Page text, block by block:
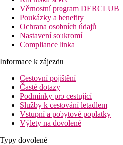
Věrnostní program DERCLUB
Poukázky a benefity
Ochrana osobních údajů
Nastavení soukromí
Compliance linka
Informace k zájezdu
Cestovní pojištění
Časté dotazy
Podmínky pro cestující
Služby k cestování letadlem
Vstupní a pobytové poplatky
Výlety na dovolené
Typy dovolené